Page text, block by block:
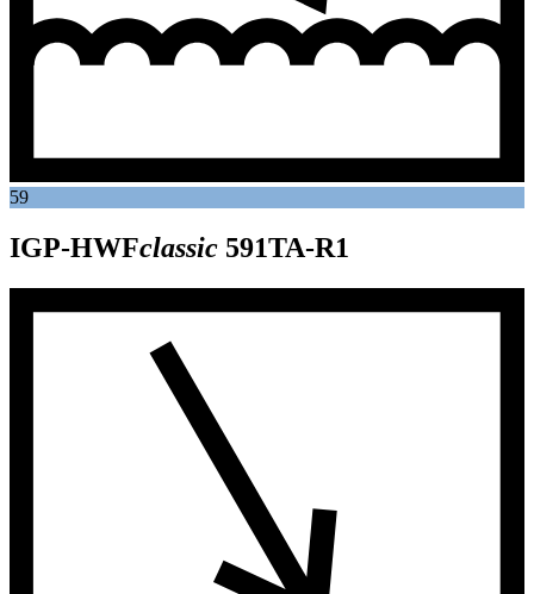
59
IGP-HWFclassic 591TA-R1